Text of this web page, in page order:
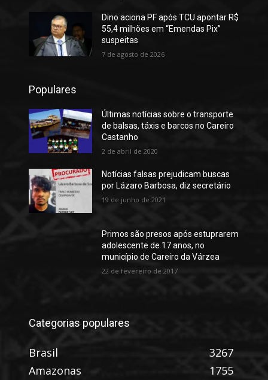
Dino aciona PF após TCU apontar R$
55,4 milhões em “Emendas Pix”
suspeitas
7 de agosto de 2026
Populares
Últimas notícias sobre o transporte
de balsas, táxis e barcos no Careiro
Castanho
2 de abril de 2020
Notícias falsas prejudicam buscas
por Lázaro Barbosa, diz secretário
19 de junho de 2021
Primos são presos após estuprarem
adolescente de 17 anos, no
município de Careiro da Várzea
22 de fevereiro de 2017
Categorias populares
Brasil
3267
Amazonas
1755